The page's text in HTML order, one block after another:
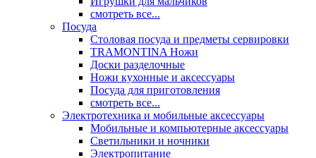
смотреть все...
Посуда
Столовая посуда и предметы сервировки
TRAMONTINA Ножи
Доски разделочные
Ножи кухонные и аксессуары
Посуда для приготовления
смотреть все...
Электротехника и мобильные аксессуары
Мобильные и компьютерные аксессуары
Светильники и ночники
Электропитание